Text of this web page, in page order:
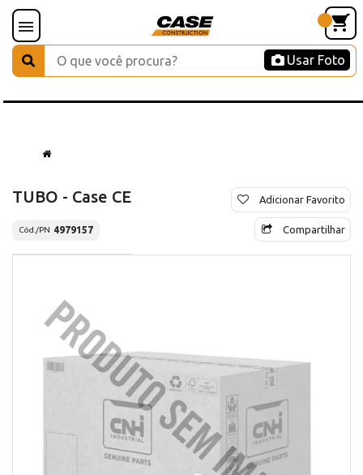
Usar Foto
TUBO - Case CE
Cód./PN 4979157
Adicionar Favorito
Compartilhar